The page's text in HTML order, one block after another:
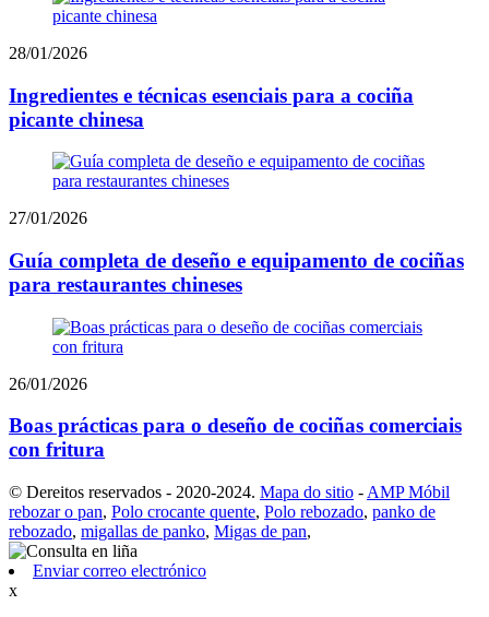
28/01/2026
Ingredientes e técnicas esenciais para a cociña
picante chinesa
27/01/2026
Guía completa de deseño e equipamento de cociñas
para restaurantes chineses
26/01/2026
Boas prácticas para o deseño de cociñas comerciais
con fritura
© Dereitos reservados - 2020-2024. Mapa do sitio - AMP Móbil
rebozar o pan, Polo crocante quente, Polo rebozado, panko de
rebozado, migallas de panko, Migas de pan,
Enviar correo electrónico
x